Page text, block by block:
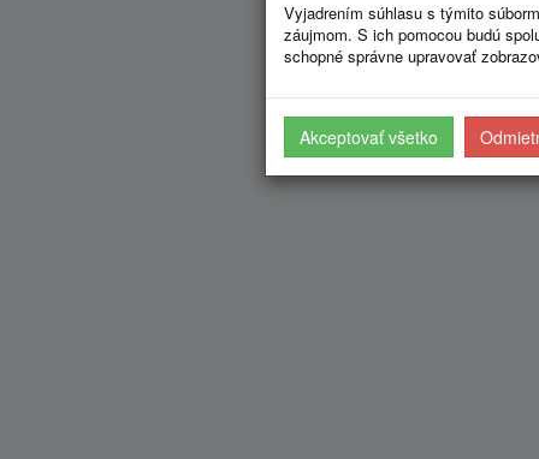
Vyjadrením súhlasu s týmito
záujmom. S ich pomocou budú
schopné správne upravovať
Akceptovať všetko